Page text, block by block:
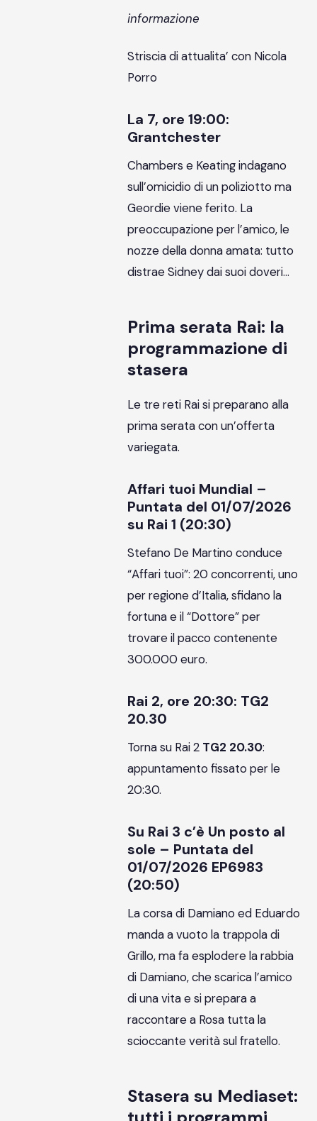
informazione
Striscia di attualita’ con Nicola
Porro
La 7, ore 19:00:
Grantchester
Chambers e Keating indagano
sull’omicidio di un poliziotto ma
Geordie viene ferito. La
preoccupazione per l’amico, le
nozze della donna amata: tutto
distrae Sidney dai suoi doveri…
Prima serata Rai: la
programmazione di
stasera
Le tre reti Rai si preparano alla
prima serata con un’offerta
variegata.
Affari tuoi Mundial –
Puntata del 01/07/2026
su Rai 1 (20:30)
Stefano De Martino conduce
“Affari tuoi”: 20 concorrenti, uno
per regione d’Italia, sfidano la
fortuna e il “Dottore” per
trovare il pacco contenente
300.000 euro.
Rai 2, ore 20:30: TG2
20.30
Torna su Rai 2 TG2 20.30:
appuntamento fissato per le
20:30.
Su Rai 3 c’è Un posto al
sole – Puntata del
01/07/2026 EP6983
(20:50)
La corsa di Damiano ed Eduardo
manda a vuoto la trappola di
Grillo, ma fa esplodere la rabbia
di Damiano, che scarica l’amico
di una vita e si prepara a
raccontare a Rosa tutta la
scioccante verità sul fratello.
Stasera su Mediaset: